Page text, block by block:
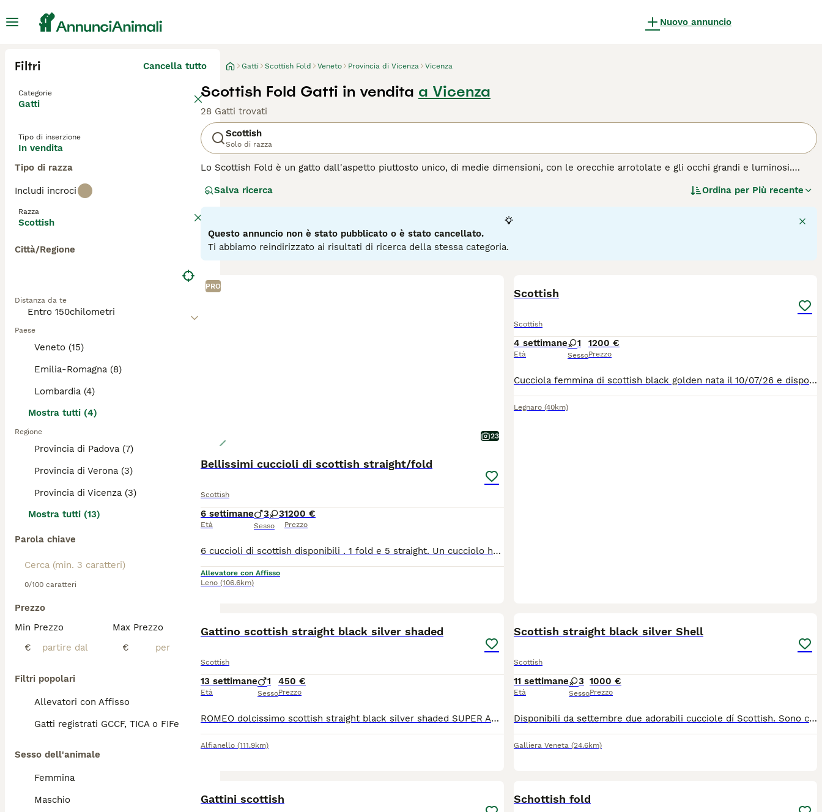
Nuovo annuncio
Filtri Cancella tutto
Categorie
Gatti
Tipo di inserzione
In vendita
Tipo di razza
Includi incroci
Razza
Scottish
Città/Regione
Distanza da te
Paese
Veneto (15)
Emilia-Romagna (8)
Lombardia (4)
Mostra tutti (4)
Regione
Provincia di Padova (7)
Provincia di Verona (3)
Provincia di Vicenza (3)
Mostra tutti (13)
Parola chiave
0/100 caratteri
Prezzo
Min Prezzo
€
Max Prezzo
€
Filtri popolari
Allevatori con Affisso
Gatti registrati GCCF, TICA o FIFe
Sesso dell'animale
Femmina
Maschio
Gatti Scottish Fold Veneto Provincia di Vicenza Vicenza
Scottish Fold Gatti in vendita a Vicenza
28 Gatti trovati
Scottish
Solo di razza
Lo Scottish Fold è un gatto dall'aspetto piuttosto unico, di medie dimensioni, con le orecchie arrotolate e gli occhi grandi e luminosi.
strada nei cuori e nelle case delle persone di tutto il mondo, e per una buona ragione. Non solo lo Scottish Fold ha un aspetto insolito,
Leggi la nostra pagina di consigli sul Scottish per informazioni su questa razza di cane.
Salva ricerca Ordina per Più recente
Questo annuncio non è stato pubblicato o è stato cancellato.
Ti abbiamo reindirizzato ai risultati di ricerca della stessa categoria.
PRO
23
Bellissimi cuccioli di scottish straight/fold
Scottish
6 settimane
Età
3 3
Sesso
1200 €
Prezzo
6 cuccioli di scottish disponibili . 1 fold e 5 straight. Un cucciolo ha un bellissimo manto Black golden tabby, uno silver shaded e 4 black silver ticked. Abituati all'uso della lettiera e al tiragraffi. Lo scottish si differenzia per la sua docilità, calma e fedeltà per la sua famiglia adatto a tutti i contesti familiari dall'appartamento a case e spazi più ampi. I genitori entrambi con pedigree AGI certificati con visite fiv/felv e pkd1 tutti negativi.Cresciuti in un contesto familiare con affisso riconosciuto dal WCF e dall AGI. Abituati a essere maneggiati fin dai primi giorni di vita e al contatto umano . Abituati alla presenza di altri gatti e cani. Saranno ceduti con 3 sverminazioni, libretto sanitario , certificato di buona salute , con vacccinazioni e microchip, con PEDIGREE AGI. Disponibilità a visionare i cuccioli e i genitori entrambi di nostra proprietà .
Allevatore con Affisso
Leno (106.6km)
Scottish
Scottish
4 settimane
Età
1
Sesso
1200 €
Prezzo
Cucciola femmina di scottish black golden nata il 10/07/26 e disponibile a partire dal 10/10/26 , verrà ceduta completa di tutta la documentazione, sverminazione , ciclo vaccinale completa , pedigree ENFI da compagnia , abituata in casa e ad altri animali , per qualsiasi altra informazione non esitate a contattarmi 3459939454
Legnaro (40km)
Gattino scottish straight black silver shaded
Scottish
13 settimane
Età
1
Sesso
450 €
Prezzo
ROMEO dolcissimo scottish straight black silver shaded SUPER AFFETTUOSO - abituato alla lettiera e al tiragraffi - vaccinato e sverminato - libretto sanitario e prima visita medica I genitori visibili: (si vedono anche nelle ultime due foto) BALOO SCOTTISH FOLD BLACK SILVER SHADED FIGLIO DI CAMPIONI CON PEDIGREE VIOLETTA SCOTTISH STRAIGHT LILAC INFO IN PRIVATO
Alfianello (111.9km)
Scottish straight black silver Shell
Scottish
11 settimane
Età
3
Sesso
1000 €
Prezzo
Disponibili da settembre due adorabili cucciole dí Scottish. Sono coccolose ,giocherellone pronte per offrire il loro amore e con tanta voglia di conoscere il mondo. Il prezzo è indicativo perché varia in base allo scopo dell’acquisto.
Galliera Veneta (24.6km)
Gattini scottish Schottish fold